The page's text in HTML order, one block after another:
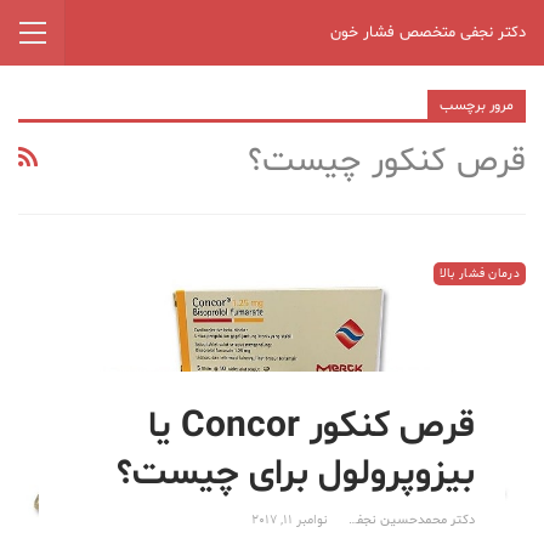
دکتر نجفی متخصص فشار خون
مرور برچسب
قرص کنکور چیست؟
درمان فشار بالا
قرص کنکور Concor یا
بیزوپرولول برای چیست؟
دکتر محمدحسین نجفی نوامبر 11, 2017